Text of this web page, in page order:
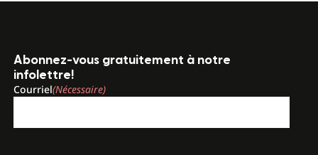
Abonnez-vous gratuitement à notre
infolettre!
Courriel(Nécessaire)